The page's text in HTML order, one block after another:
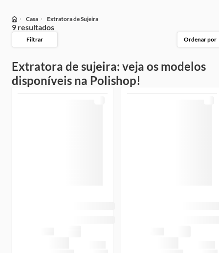
Casa Extratora de Sujeira
9 resultados
Filtrar Ordenar por
Extratora de sujeira: veja os modelos
disponíveis na Polishop!